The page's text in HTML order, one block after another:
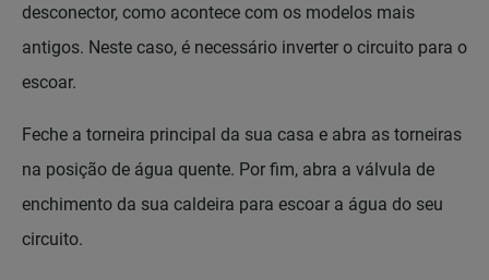
desconector, como acontece com os modelos mais
antigos. Neste caso, é necessário inverter o circuito para o
escoar.
Feche a torneira principal da sua casa e abra as torneiras
na posição de água quente. Por fim, abra a válvula de
enchimento da sua caldeira para escoar a água do seu
circuito.